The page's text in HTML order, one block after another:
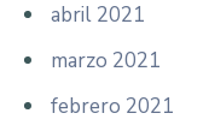
abril 2021
marzo 2021
febrero 2021